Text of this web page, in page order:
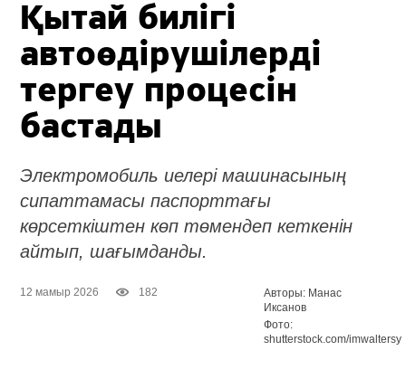
Қытай билігі
автоөдірушілерді
тергеу процесін
бастады
Электромобиль иелері машинасының
сипаттамасы паспорттағы
көрсеткіштен көп төмендеп кеткенін
айтып, шағымданды.
12 мамыр 2026 182
Авторы: Манас
Иксанов
Фото:
shutterstock.com/imwaltersy